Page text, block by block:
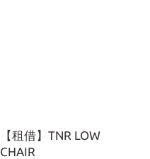
【租借】TNR LOW
CHAIR